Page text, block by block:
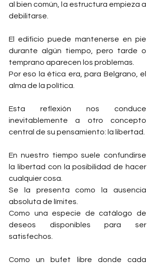
al bien común, la estructura empieza a
debilitarse.
El edificio puede mantenerse en pie
durante algún tiempo, pero tarde o
temprano aparecen los problemas.
Por eso la ética era, para Belgrano, el
alma de la política.
Esta reflexión nos conduce
inevitablemente a otro concepto
central de su pensamiento: la libertad.
En nuestro tiempo suele confundirse
la libertad con la posibilidad de hacer
cualquier cosa.
Se la presenta como la ausencia
absoluta de límites.
Como una especie de catálogo de
deseos disponibles para ser
satisfechos.
Como un bufet libre donde cada